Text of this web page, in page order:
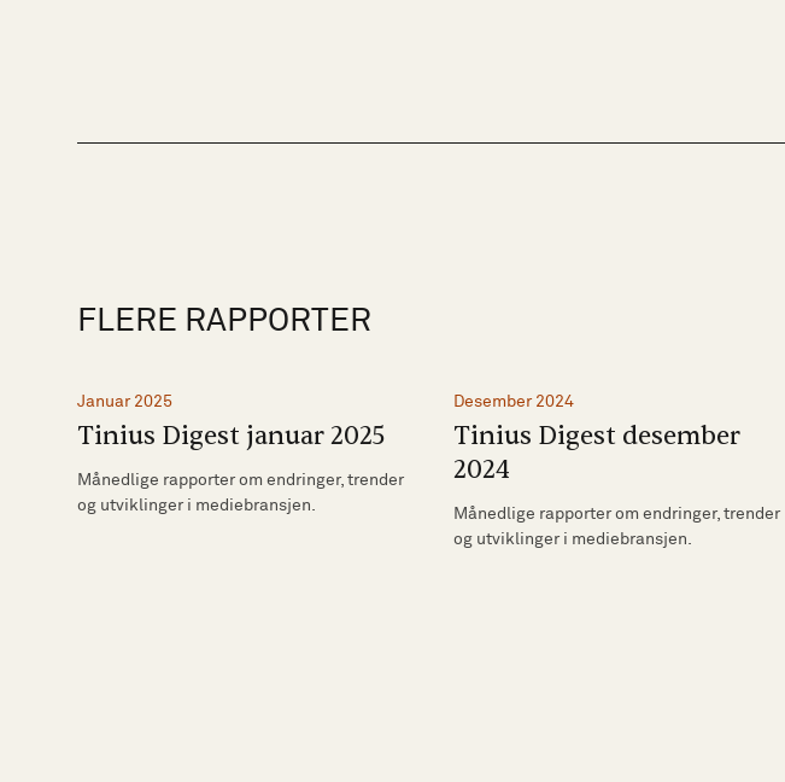
FLERE RAPPORTER
Januar 2025
Tinius Digest januar 2025
Månedlige rapporter om endringer, trender
og utviklinger i mediebransjen.
Desember 2024
Tinius Digest desember
2024
Månedlige rapporter om endringer, trender
og utviklinger i mediebransjen.